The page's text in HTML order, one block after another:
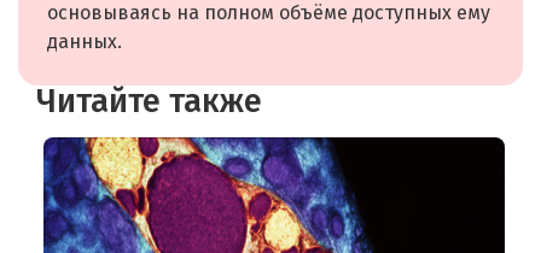
основываясь на полном объёме доступных ему
данных.
Читайте также